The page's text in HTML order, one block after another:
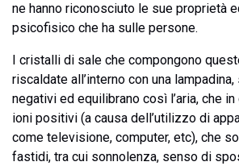
ne hanno riconosciuto le sue proprietà
psicofisico che ha sulle persone.
I cristalli di sale che compongono
riscaldate all’interno con una
negativi ed equilibrano così l’aria, che
ioni positivi (a causa dell’utilizzo di
come televisione, computer, etc), che
fastidi, tra cui sonnolenza, senso di